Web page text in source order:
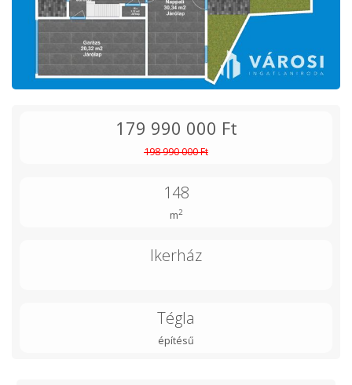
179 990 000 Ft
198 990 000 Ft
148
m2
Ikerház
Tégla
építésű